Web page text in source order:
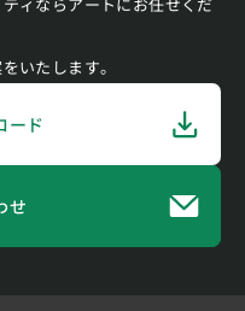
いたします。
ード
せ